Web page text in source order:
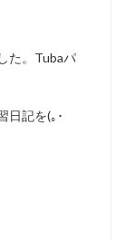
た。Tubaパ
日記を(｡･